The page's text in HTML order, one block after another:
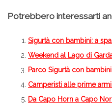
Potrebbero interessarti
Sigurtà con bambini: a
Weekend al Lago di
Parco Sigurtà con
Camperisti alle prime
Da Capo Horn a Capo